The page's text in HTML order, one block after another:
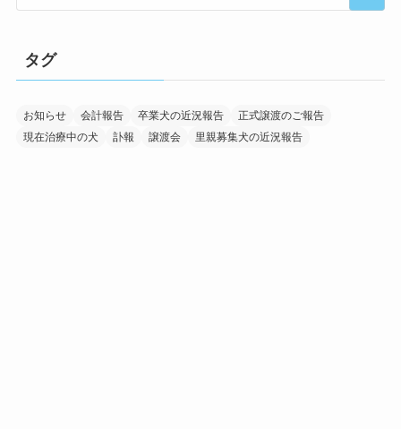
タグ
お知らせ 会計報告 卒業犬の近況報告
正式譲渡のご報告
現在治療中の犬
訃報 譲渡会 里親募集犬の近況報告